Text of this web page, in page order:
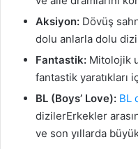
Aksiyon: Dövüş
dolu anlarla dolu
Fantastik: Mitolojik
fantastik yaratıkları
BL (Boys’ Love): BL
dizilerErkekler
ve son yıllarda